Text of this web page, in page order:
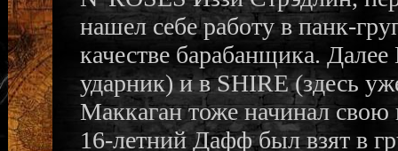
нашел себе работу в панк-
качестве барабанщика.
ударник) и в SHIRE (здесь
Маккаган тоже начинал
16-летний Дафф был взят в